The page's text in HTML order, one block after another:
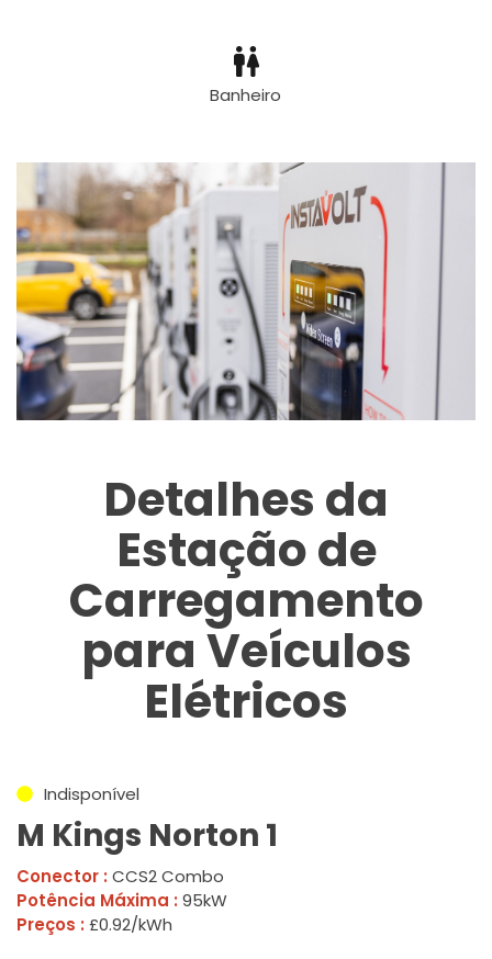
Banheiro
Detalhes da
Estação de
Carregamento
para Veículos
Elétricos
Indisponível
M Kings Norton 1
Conector : CCS2 Combo
Potência Máxima : 95kW
Preços : £0.92/kWh